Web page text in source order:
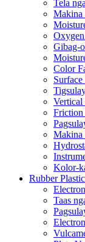
Tela
Makina
Gibag-
Color
Vertical
Friction
Makina
Kolor-
Rubber
Taas